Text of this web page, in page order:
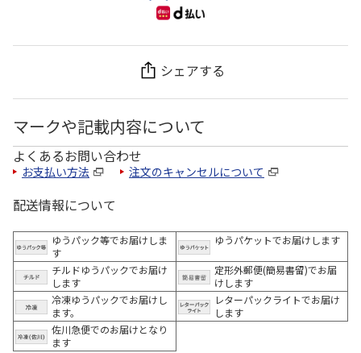
シェアする
マークや記載内容について
よくあるお問い合わせ
お支払い方法 注文のキャンセルについて
配送情報について
ゆうパック等でお届けしま
す
ゆうパケットでお届けします
チルドゆうパックでお届け
します
定形外郵便(簡易書留)でお届
けします
冷凍ゆうパックでお届けし
ます。
レターパックライトでお届け
します
佐川急便でのお届けとなり
ます